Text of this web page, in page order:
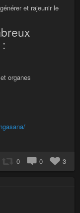
et rajeunir le
organes
0 0 3